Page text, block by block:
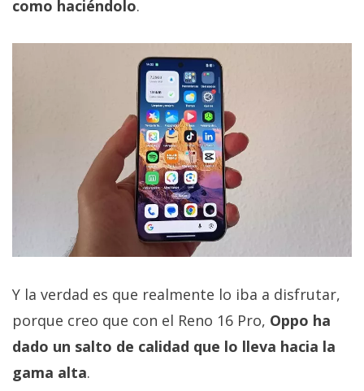
como haciéndolo.
Y la verdad es que realmente lo iba a disfrutar,
porque creo que con el Reno 16 Pro, Oppo ha
dado un salto de calidad que lo lleva hacia la
gama alta.